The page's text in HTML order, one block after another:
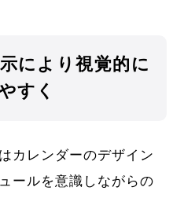
により視覚的に
すく
カレンダーのデザイン
ールを意識しながらの